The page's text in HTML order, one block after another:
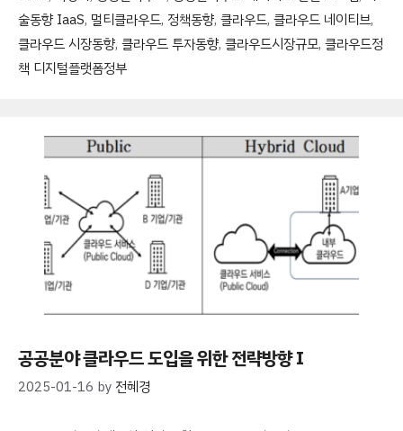
술동향 IaaS, 멀티클라우드, 정책동향, 클라우드, 클라우드 네이티브,
클라우드 시장동향, 클라우드 투자동향, 클라우드시장규모, 클라우드정
책 디지털플랫폼정부
공공분야 클라우드 도입을 위한 전략방향 I
2025-01-16 by 전혜경